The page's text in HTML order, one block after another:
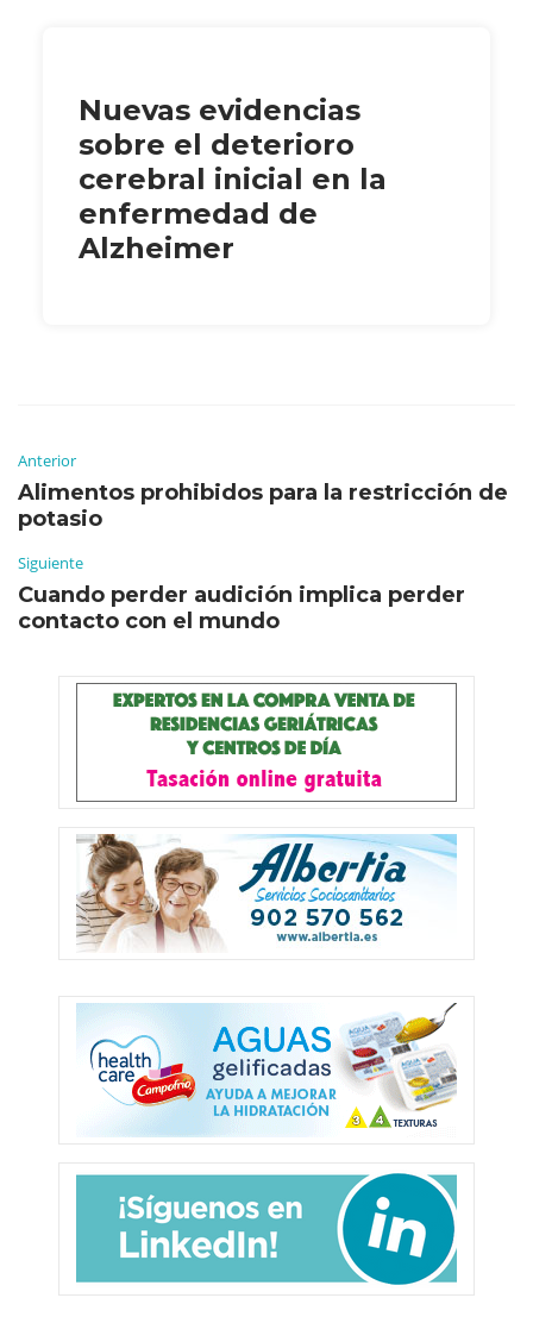
Nuevas evidencias
sobre el deterioro
cerebral inicial en la
enfermedad de
Alzheimer
Anterior
Alimentos prohibidos para la restricción de
potasio
Siguiente
Cuando perder audición implica perder
contacto con el mundo